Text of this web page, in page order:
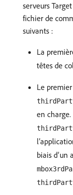
serveurs
fichier de
suivants :
La
têtes de
Le
en
biais d’un